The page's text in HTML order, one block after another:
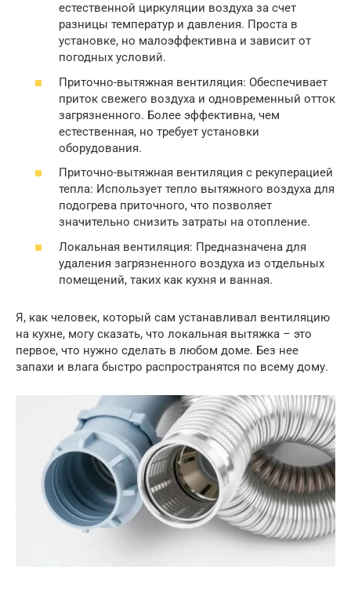
естественной циркуляции воздуха за счет
разницы температур и давления. Проста в
установке, но малоэффективна и зависит от
погодных условий.
Приточно-вытяжная вентиляция: Обеспечивает
приток свежего воздуха и одновременный отток
загрязненного. Более эффективна, чем
естественная, но требует установки
оборудования.
Приточно-вытяжная вентиляция с рекуперацией
тепла: Использует тепло вытяжного воздуха для
подогрева приточного, что позволяет
значительно снизить затраты на отопление.
Локальная вентиляция: Предназначена для
удаления загрязненного воздуха из отдельных
помещений, таких как кухня и ванная.
Я, как человек, который сам устанавливал вентиляцию
на кухне, могу сказать, что локальная вытяжка – это
первое, что нужно сделать в любом доме. Без нее
запахи и влага быстро распространятся по всему дому.